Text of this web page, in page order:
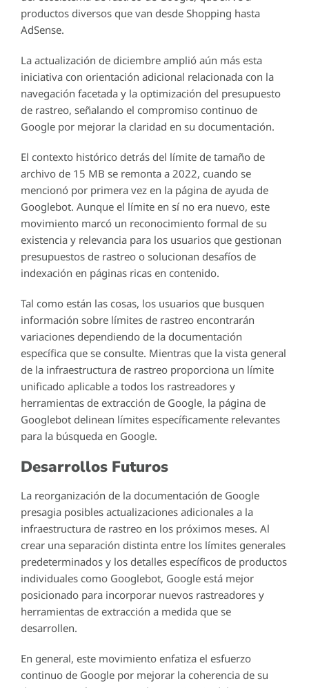
productos diversos que van desde Shopping hasta
AdSense.
La actualización de diciembre amplió aún más esta
iniciativa con orientación adicional relacionada con la
navegación facetada y la optimización del presupuesto
de rastreo, señalando el compromiso continuo de
Google por mejorar la claridad en su documentación.
El contexto histórico detrás del límite de tamaño de
archivo de 15 MB se remonta a 2022, cuando se
mencionó por primera vez en la página de ayuda de
Googlebot. Aunque el límite en sí no era nuevo, este
movimiento marcó un reconocimiento formal de su
existencia y relevancia para los usuarios que gestionan
presupuestos de rastreo o solucionan desafíos de
indexación en páginas ricas en contenido.
Tal como están las cosas, los usuarios que busquen
información sobre límites de rastreo encontrarán
variaciones dependiendo de la documentación
específica que se consulte. Mientras que la vista general
de la infraestructura de rastreo proporciona un límite
unificado aplicable a todos los rastreadores y
herramientas de extracción de Google, la página de
Googlebot delinean límites específicamente relevantes
para la búsqueda en Google.
Desarrollos Futuros
La reorganización de la documentación de Google
presagia posibles actualizaciones adicionales a la
infraestructura de rastreo en los próximos meses. Al
crear una separación distinta entre los límites generales
predeterminados y los detalles específicos de productos
individuales como Googlebot, Google está mejor
posicionado para incorporar nuevos rastreadores y
herramientas de extracción a medida que se
desarrollen.
En general, este movimiento enfatiza el esfuerzo
continuo de Google por mejorar la coherencia de su